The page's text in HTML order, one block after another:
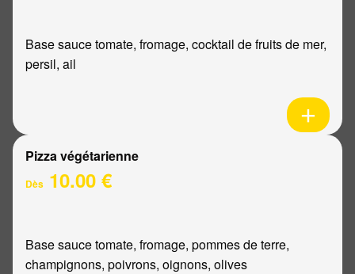
Base sauce tomate, fromage, cocktail de fruits de mer,
persil, ail
Pizza végétarienne
Dès 10.00 €
Base sauce tomate, fromage, pommes de terre,
champignons, poivrons, oignons, olives